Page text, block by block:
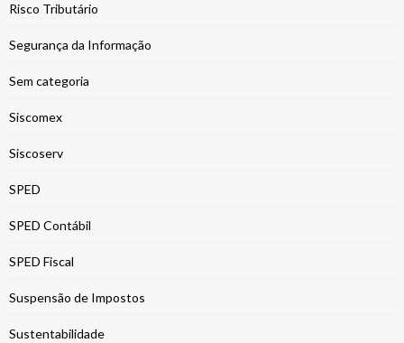
Risco Tributário
Segurança da Informação
Sem categoria
Siscomex
Siscoserv
SPED
SPED Contábil
SPED Fiscal
Suspensão de Impostos
Sustentabilidade